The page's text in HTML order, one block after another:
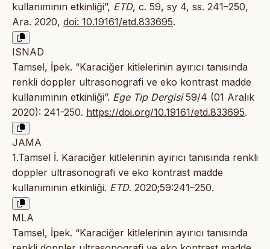
kullanımının etkinliği”, ETD, c. 59, sy 4, ss. 241–250,
Ara. 2020, doi: 10.19161/etd.833695.
ISNAD
Tamsel, İpek. “Karaciğer kitlelerinin ayırıcı tanısında
renkli doppler ultrasonografi ve eko kontrast madde
kullanımının etkinliği”. Ege Tıp Dergisi59/4 (01 Aralık
2020): 241-250. https://doi.org/10.19161/etd.833695.
JAMA
1.Tamsel İ. Karaciğer kitlelerinin ayırıcı tanısında renkli
doppler ultrasonografi ve eko kontrast madde
kullanımının etkinliği. ETD. 2020;59:241–250.
MLA
Tamsel, İpek. “Karaciğer kitlelerinin ayırıcı tanısında